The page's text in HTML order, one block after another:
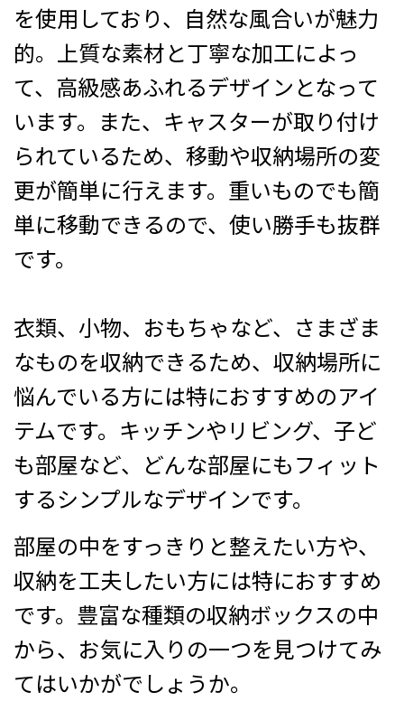
を使用しており、自然な風合いが魅力
的。上質な素材と丁寧な加工によっ
て、高級感あふれるデザインとなって
います。また、キャスターが取り付け
られているため、移動や収納場所の変
更が簡単に行えます。重いものでも簡
単に移動できるので、使い勝手も抜群
です。
衣類、小物、おもちゃなど、さまざま
なものを収納できるため、収納場所に
悩んでいる方には特におすすめのアイ
テムです。キッチンやリビング、子ど
も部屋など、どんな部屋にもフィット
するシンプルなデザインです。
部屋の中をすっきりと整えたい方や、
収納を工夫したい方には特におすすめ
です。豊富な種類の収納ボックスの中
から、お気に入りの一つを見つけてみ
てはいかがでしょうか。